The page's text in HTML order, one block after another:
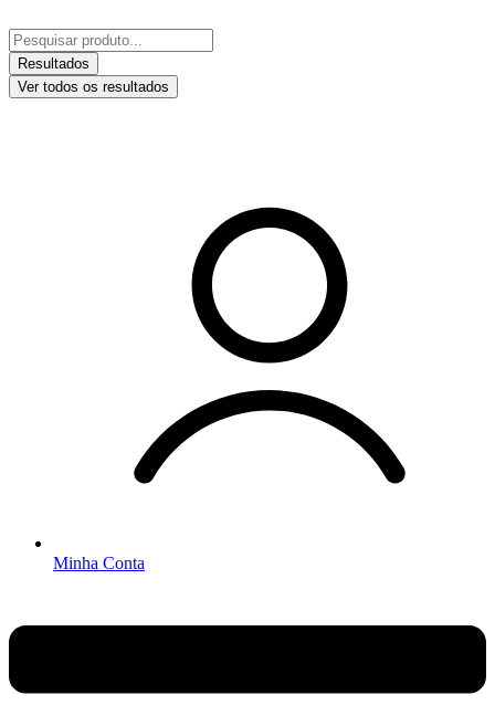
para
o
conteúdo
Pesquisar
...Resultados
Ver todos os resultados
Minha Conta